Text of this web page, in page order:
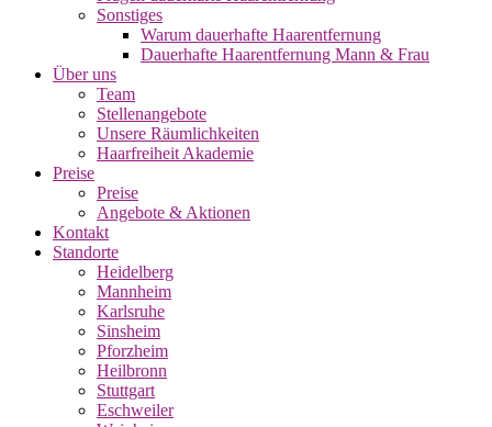
Sonstiges
Warum dauerhafte Haarentfernung
Dauerhafte Haarentfernung Mann & Frau
Über uns
Team
Stellenangebote
Unsere Räumlichkeiten
Haarfreiheit Akademie
Preise
Preise
Angebote & Aktionen
Kontakt
Standorte
Heidelberg
Mannheim
Karlsruhe
Sinsheim
Pforzheim
Heilbronn
Stuttgart
Eschweiler